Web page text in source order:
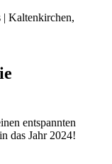
| Kaltenkirchen,
entspannten
das Jahr 2024!